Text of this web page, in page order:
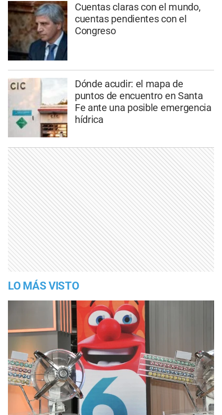
Cuentas claras con el mundo,
cuentas pendientes con el
Congreso
Dónde acudir: el mapa de
puntos de encuentro en Santa
Fe ante una posible emergencia
hídrica
LO MÁS VISTO